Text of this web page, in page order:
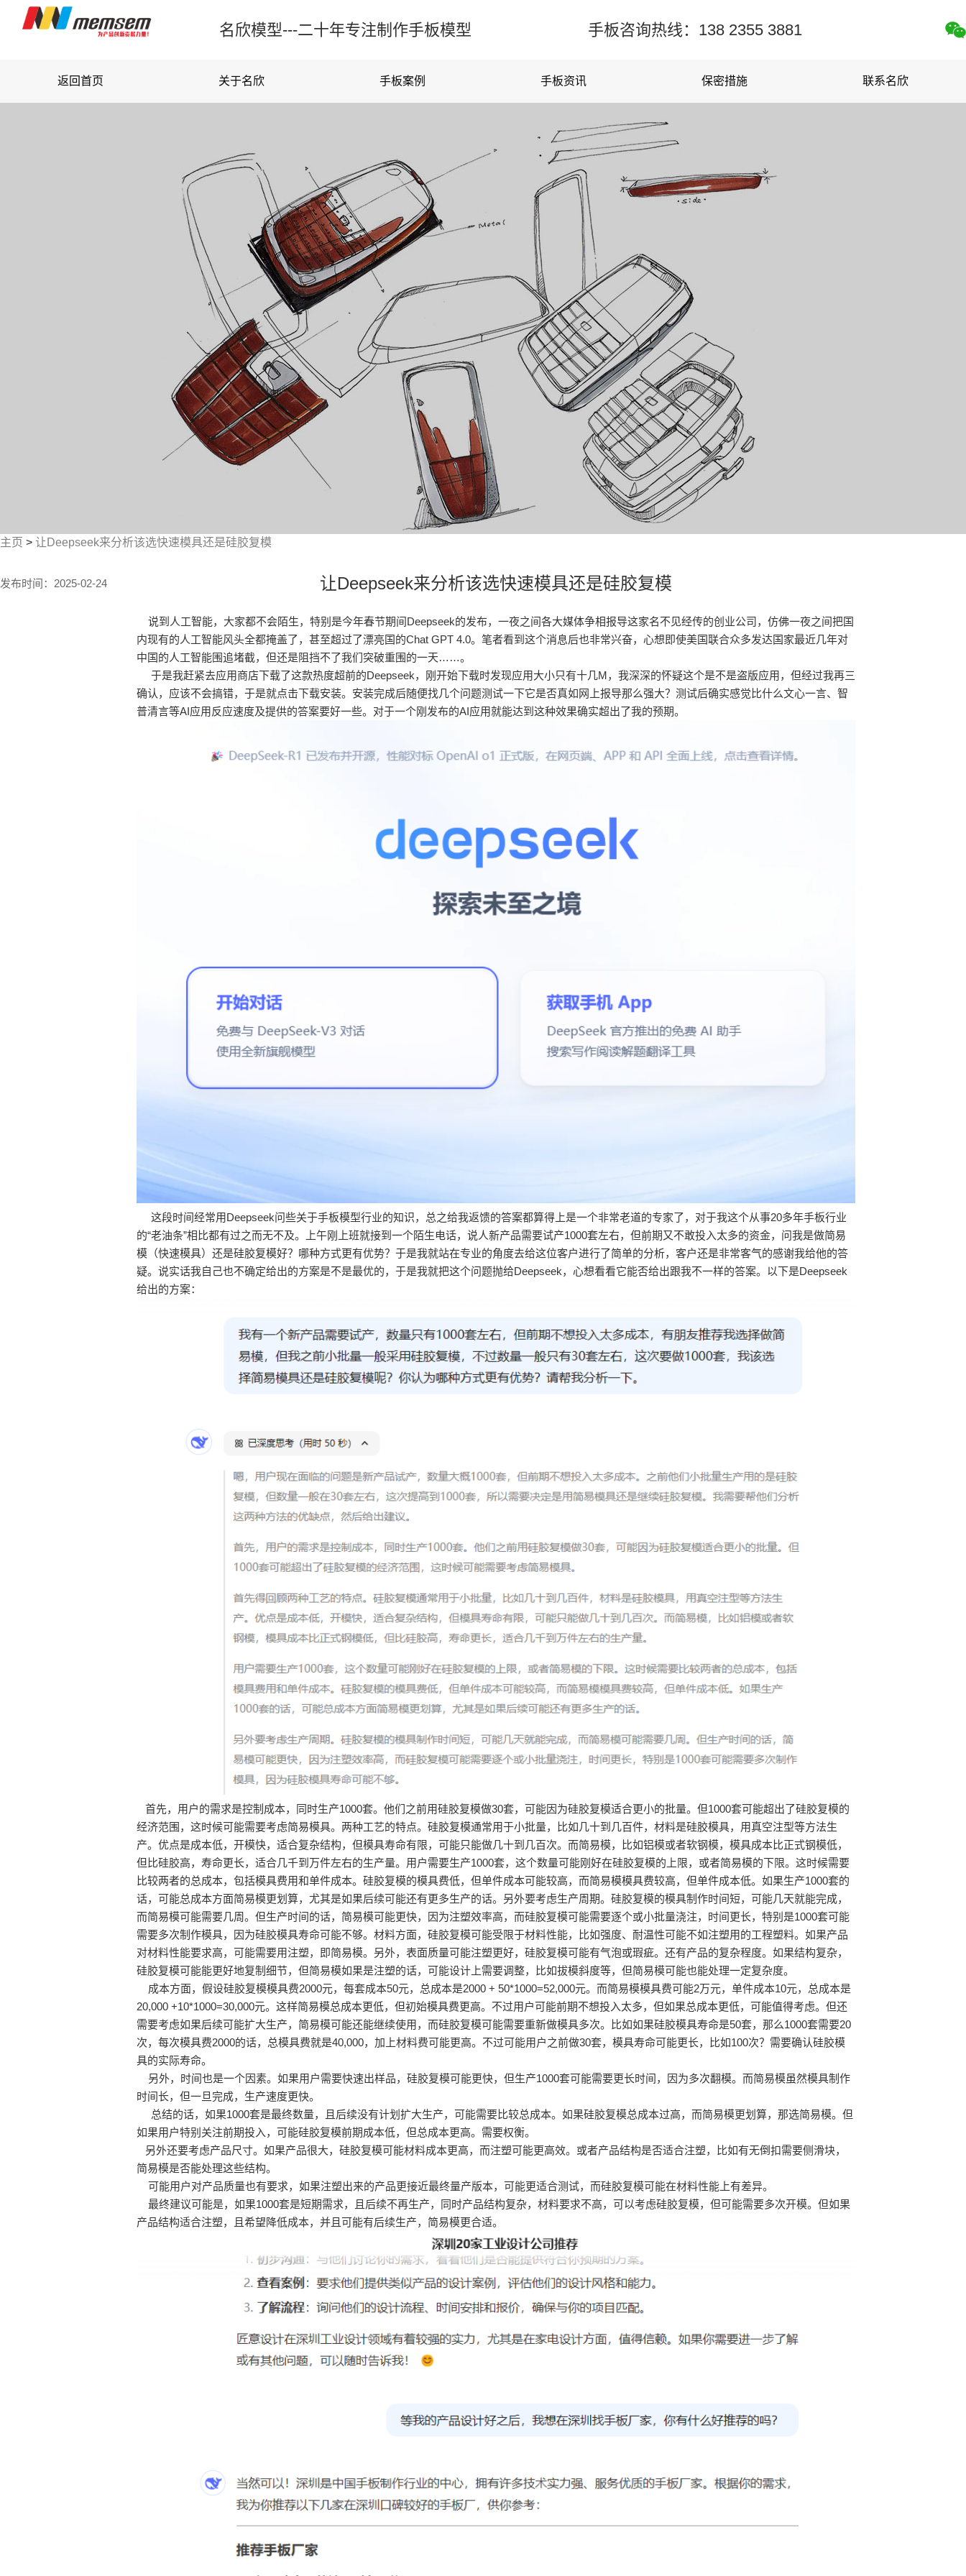
名欣模型---二十年专注制作手板模型 手板咨询热线：138 2355 3881
返回首页 关于名欣 手板案例 手板资讯 保密措施 联系名欣
主页 > 让Deepseek来分析该选快速模具还是硅胶复模
发布时间：2025-02-24 让Deepseek来分析该选快速模具还是硅胶复模
说到人工智能，大家都不会陌生，特别是今年春节期间Deepseek的发布，一夜之间各大媒体争相报导这家名不见经传的创业公司，仿佛一夜之间把国
内现有的人工智能风头全都掩盖了，甚至超过了漂亮国的Chat GPT 4.0。笔者看到这个消息后也非常兴奋，心想即使美国联合众多发达国家最近几年对
中国的人工智能围追堵截，但还是阻挡不了我们突破重围的一天……。
于是我赶紧去应用商店下载了这款热度超前的Deepseek，刚开始下载时发现应用大小只有十几M，我深深的怀疑这个是不是盗版应用，但经过我再三
确认，应该不会搞错，于是就点击下载安装。安装完成后随便找几个问题测试一下它是否真如网上报导那么强大？测试后确实感觉比什么文心一言、智
普清言等AI应用反应速度及提供的答案要好一些。对于一个刚发布的AI应用就能达到这种效果确实超出了我的预期。
这段时间经常用Deepseek问些关于手板模型行业的知识，总之给我返馈的答案都算得上是一个非常老道的专家了，对于我这个从事20多年手板行业
的“老油条”相比都有过之而无不及。上午刚上班就接到一个陌生电话，说人新产品需要试产1000套左右，但前期又不敢投入太多的资金，问我是做简易
模（快速模具）还是硅胶复模好？哪种方式更有优势？于是我就站在专业的角度去给这位客户进行了简单的分析，客户还是非常客气的感谢我给他的答
疑。说实话我自己也不确定给出的方案是不是最优的，于是我就把这个问题抛给Deepseek，心想看看它能否给出跟我不一样的答案。以下是Deepseek
给出的方案：
首先，用户的需求是控制成本，同时生产1000套。他们之前用硅胶复模做30套，可能因为硅胶复模适合更小的批量。但1000套可能超出了硅胶复模的
经济范围，这时候可能需要考虑简易模具。两种工艺的特点。硅胶复模通常用于小批量，比如几十到几百件，材料是硅胶模具，用真空注型等方法生
产。优点是成本低，开模快，适合复杂结构，但模具寿命有限，可能只能做几十到几百次。而简易模，比如铝模或者软钢模，模具成本比正式钢模低，
但比硅胶高，寿命更长，适合几千到万件左右的生产量。用户需要生产1000套，这个数量可能刚好在硅胶复模的上限，或者简易模的下限。这时候需要
比较两者的总成本，包括模具费用和单件成本。硅胶复模的模具费低，但单件成本可能较高，而简易模模具费较高，但单件成本低。如果生产1000套的
话，可能总成本方面简易模更划算，尤其是如果后续可能还有更多生产的话。另外要考虑生产周期。硅胶复模的模具制作时间短，可能几天就能完成，
而简易模可能需要几周。但生产时间的话，简易模可能更快，因为注塑效率高，而硅胶复模可能需要逐个或小批量浇注，时间更长，特别是1000套可能
需要多次制作模具，因为硅胶模具寿命可能不够。材料方面，硅胶复模可能受限于材料性能，比如强度、耐温性可能不如注塑用的工程塑料。如果产品
对材料性能要求高，可能需要用注塑，即简易模。另外，表面质量可能注塑更好，硅胶复模可能有气泡或瑕疵。还有产品的复杂程度。如果结构复杂，
硅胶复模可能能更好地复制细节，但简易模如果是注塑的话，可能设计上需要调整，比如拔模斜度等，但简易模可能也能处理一定复杂度。
成本方面，假设硅胶复模模具费2000元，每套成本50元，总成本是2000 + 50*1000=52,000元。而简易模模具费可能2万元，单件成本10元，总成本是
20,000 +10*1000=30,000元。这样简易模总成本更低，但初始模具费更高。不过用户可能前期不想投入太多，但如果总成本更低，可能值得考虑。但还
需要考虑如果后续可能扩大生产，简易模可能还能继续使用，而硅胶复模可能需要重新做模具多次。比如如果硅胶模具寿命是50套，那么1000套需要20
次，每次模具费2000的话，总模具费就是40,000，加上材料费可能更高。不过可能用户之前做30套，模具寿命可能更长，比如100次？需要确认硅胶模
具的实际寿命。
另外，时间也是一个因素。如果用户需要快速出样品，硅胶复模可能更快，但生产1000套可能需要更长时间，因为多次翻模。而简易模虽然模具制作
时间长，但一旦完成，生产速度更快。
总结的话，如果1000套是最终数量，且后续没有计划扩大生产，可能需要比较总成本。如果硅胶复模总成本过高，而简易模更划算，那选简易模。但
如果用户特别关注前期投入，可能硅胶复模前期成本低，但总成本更高。需要权衡。
另外还要考虑产品尺寸。如果产品很大，硅胶复模可能材料成本更高，而注塑可能更高效。或者产品结构是否适合注塑，比如有无倒扣需要侧滑块，
简易模是否能处理这些结构。
可能用户对产品质量也有要求，如果注塑出来的产品更接近最终量产版本，可能更适合测试，而硅胶复模可能在材料性能上有差异。
最终建议可能是，如果1000套是短期需求，且后续不再生产，同时产品结构复杂，材料要求不高，可以考虑硅胶复模，但可能需要多次开模。但如果
产品结构适合注塑，且希望降低成本，并且可能有后续生产，简易模更合适。